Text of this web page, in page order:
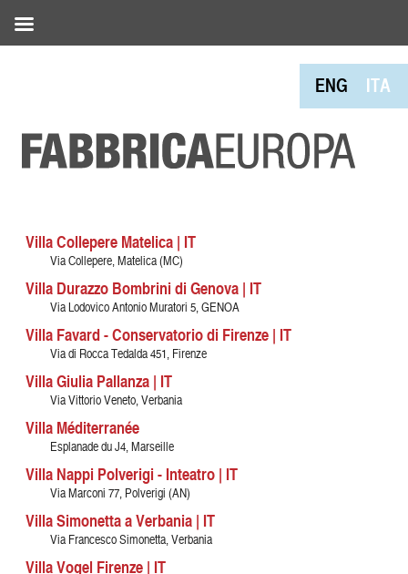
ENG ITA
Villa Collepere Matelica | IT
Via Collepere, Matelica (MC)
Villa Durazzo Bombrini di Genova | IT
Via Lodovico Antonio Muratori 5, GENOA
Villa Favard - Conservatorio di Firenze | IT
Via di Rocca Tedalda 451, Firenze
Villa Giulia Pallanza | IT
Via Vittorio Veneto, Verbania
Villa Méditerranée
Esplanade du J4, Marseille
Villa Nappi Polverigi - Inteatro | IT
Via Marconi 77, Polverigi (AN)
Villa Simonetta a Verbania | IT
Via Francesco Simonetta, Verbania
Villa Vogel Firenze | IT